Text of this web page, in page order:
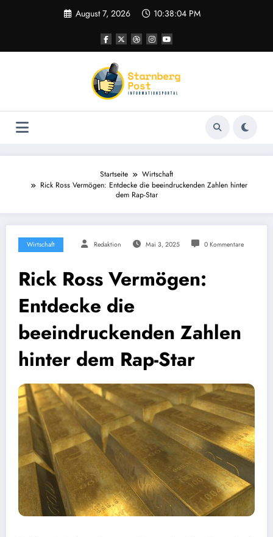
August 7, 2026 10:38:05 PM
Startseite
Wirtschaft
Rick Ross Vermögen: Entdecke die beeindruckenden Zahlen hinter
dem Rap-Star
Wirtschaft Redaktion Mai 3, 2025 0 Kommentare
Rick Ross Vermögen:
Entdecke die
beeindruckenden Zahlen
hinter dem Rap-Star